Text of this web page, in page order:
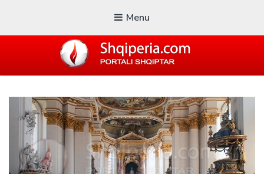
Menu
Blogu i ShqiperiaCom